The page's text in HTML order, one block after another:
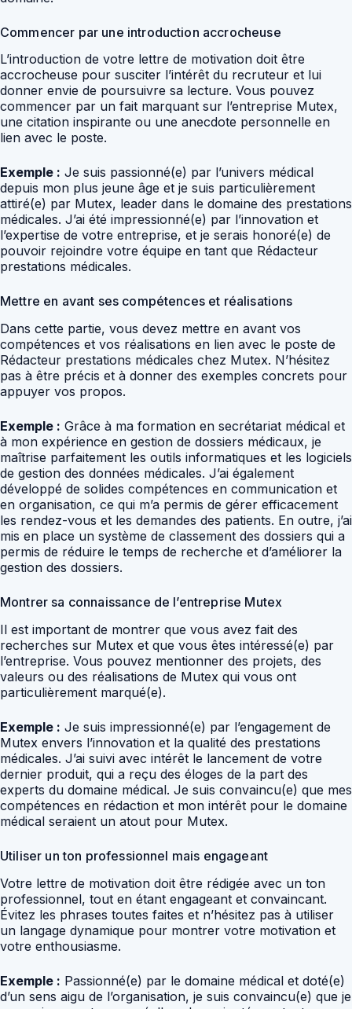
Commencer par une introduction accrocheuse
L’introduction de votre lettre de motivation doit être
accrocheuse pour susciter l’intérêt du recruteur et lui
donner envie de poursuivre sa lecture. Vous pouvez
commencer par un fait marquant sur l’entreprise Mutex,
une citation inspirante ou une anecdote personnelle en
lien avec le poste.
Exemple : Je suis passionné(e) par l’univers médical
depuis mon plus jeune âge et je suis particulièrement
attiré(e) par Mutex, leader dans le domaine des prestations
médicales. J’ai été impressionné(e) par l’innovation et
l’expertise de votre entreprise, et je serais honoré(e) de
pouvoir rejoindre votre équipe en tant que Rédacteur
prestations médicales.
Mettre en avant ses compétences et réalisations
Dans cette partie, vous devez mettre en avant vos
compétences et vos réalisations en lien avec le poste de
Rédacteur prestations médicales chez Mutex. N’hésitez
pas à être précis et à donner des exemples concrets pour
appuyer vos propos.
Exemple : Grâce à ma formation en secrétariat médical et
à mon expérience en gestion de dossiers médicaux, je
maîtrise parfaitement les outils informatiques et les logiciels
de gestion des données médicales. J’ai également
développé de solides compétences en communication et
en organisation, ce qui m’a permis de gérer efficacement
les rendez-vous et les demandes des patients. En outre, j’ai
mis en place un système de classement des dossiers qui a
permis de réduire le temps de recherche et d’améliorer la
gestion des dossiers.
Montrer sa connaissance de l’entreprise Mutex
Il est important de montrer que vous avez fait des
recherches sur Mutex et que vous êtes intéressé(e) par
l’entreprise. Vous pouvez mentionner des projets, des
valeurs ou des réalisations de Mutex qui vous ont
particulièrement marqué(e).
Exemple : Je suis impressionné(e) par l’engagement de
Mutex envers l’innovation et la qualité des prestations
médicales. J’ai suivi avec intérêt le lancement de votre
dernier produit, qui a reçu des éloges de la part des
experts du domaine médical. Je suis convaincu(e) que mes
compétences en rédaction et mon intérêt pour le domaine
médical seraient un atout pour Mutex.
Utiliser un ton professionnel mais engageant
Votre lettre de motivation doit être rédigée avec un ton
professionnel, tout en étant engageant et convaincant.
Évitez les phrases toutes faites et n’hésitez pas à utiliser
un langage dynamique pour montrer votre motivation et
votre enthousiasme.
Exemple : Passionné(e) par le domaine médical et doté(e)
d’un sens aigu de l’organisation, je suis convaincu(e) que je